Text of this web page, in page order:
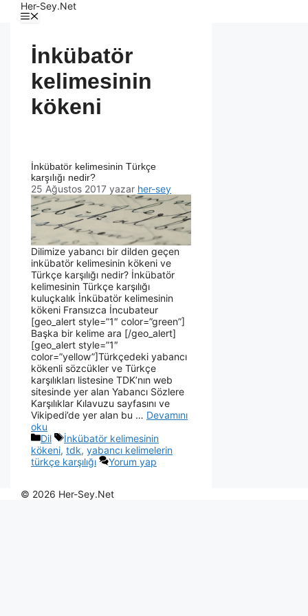
Her-Sey.Net
İnkübatör
kelimesinin
kökeni
İnkübatör kelimesinin Türkçe
karşılığı nedir?
25 Ağustos 2017 yazar her-sey
Dilimize yabancı bir dilden geçen
inkübatör kelimesinin kökeni ve
Türkçe karşılığı nedir? İnkübatör
kelimesinin Türkçe karşılığı
kuluçkalık İnkübatör kelimesinin
kökeni Fransızca İncubateur
[geo_alert style=”1″ color=”green”]
Başka bir kelime ara [/geo_alert]
[geo_alert style=”1″
color=”yellow”]Türkçedeki yabancı
kökenli sözcükler ve Türkçe
karşılıkları listesine TDK’nın web
sitesinde yer alan Yabancı Sözlere
Karşılıklar Kılavuzu sayfasını ve
Vikipedi’de yer alan bu … Devamını
oku
Dil
İnkübatör kelimesinin
kökeni, tdk, yabancı kelimelerin
türkçe karşılığı
Yorum yap
© 2026 Her-Sey.Net